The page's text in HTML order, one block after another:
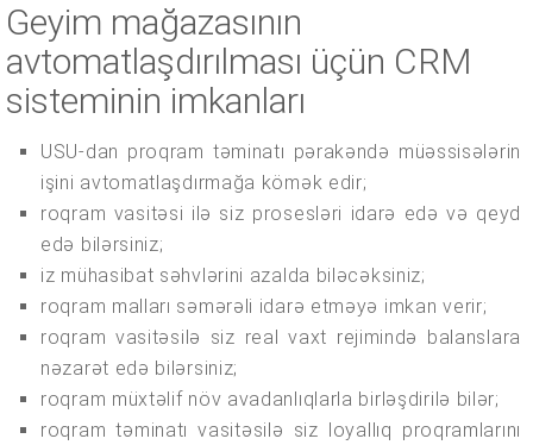
Geyim mağazasının
avtomatlaşdırılması üçün CRM
sisteminin imkanları
USU-dan proqram təminatı pərakəndə müəssisələrin
işini avtomatlaşdırmağa kömək edir;
roqram vasitəsi ilə siz prosesləri idarə edə və qeyd
edə bilərsiniz;
iz mühasibat səhvlərini azalda biləcəksiniz;
roqram malları səmərəli idarə etməyə imkan verir;
roqram vasitəsilə siz real vaxt rejimində balanslara
nəzarət edə bilərsiniz;
roqram müxtəlif növ avadanlıqlarla birləşdirilə bilər;
roqram təminatı vasitəsilə siz loyallıq proqramlarını